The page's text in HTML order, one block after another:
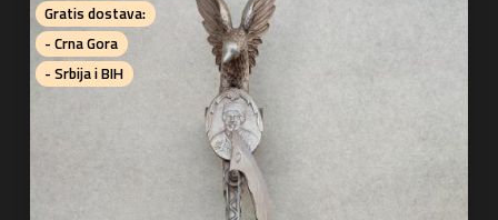
Gratis dostava:
- Crna Gora
- Srbija i BIH